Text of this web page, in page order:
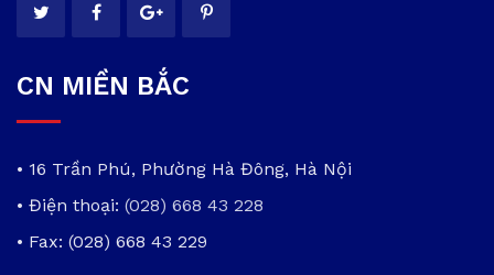
CN MIỀN BẮC
• 16 Trần Phú, Phường Hà Đông, Hà Nội
• Điện thoại: (028) 668 43 228
• Fax: (028) 668 43 229